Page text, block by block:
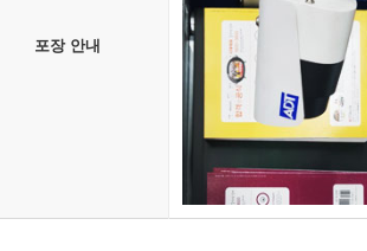
포장 안내